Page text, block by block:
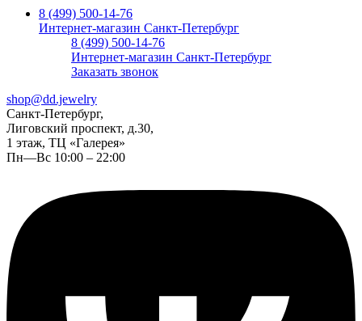
8 (499) 500-14-76
Интернет-магазин Санкт-Петербург
8 (499) 500-14-76
Интернет-магазин Санкт-Петербург
Заказать звонок
shop@dd.jewelry
Санкт-Петербург,
Лиговский проспект, д.30,
1 этаж, ТЦ «Галерея»
Пн—Вс 10:00 – 22:00